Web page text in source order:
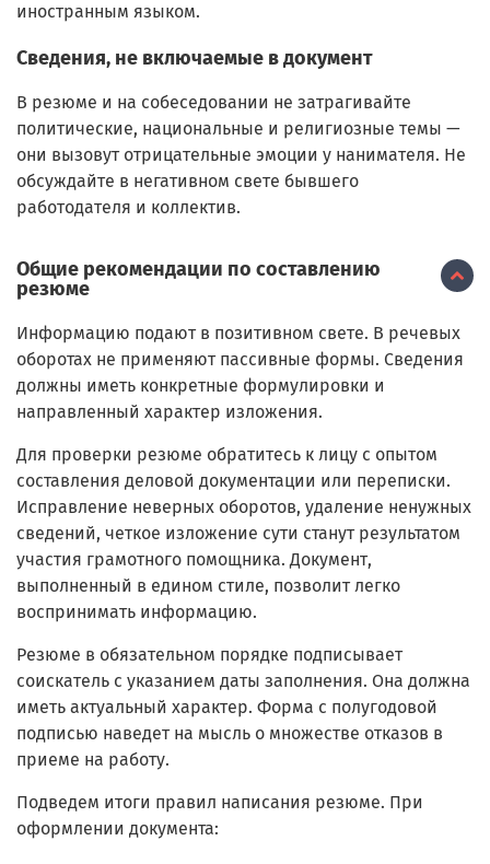
иностранным языком.
Сведения, не включаемые в документ
В резюме и на собеседовании не затрагивайте
политические, национальные и религиозные темы —
они вызовут отрицательные эмоции у нанимателя. Не
обсуждайте в негативном свете бывшего
работодателя и коллектив.
Общие рекомендации по составлению
резюме
Информацию подают в позитивном свете. В речевых
оборотах не применяют пассивные формы. Сведения
должны иметь конкретные формулировки и
направленный характер изложения.
Для проверки резюме обратитесь к лицу с опытом
составления деловой документации или переписки.
Исправление неверных оборотов, удаление ненужных
сведений, четкое изложение сути станут результатом
участия грамотного помощника. Документ,
выполненный в едином стиле, позволит легко
воспринимать информацию.
Резюме в обязательном порядке подписывает
соискатель с указанием даты заполнения. Она должна
иметь актуальный характер. Форма с полугодовой
подписью наведет на мысль о множестве отказов в
приеме на работу.
Подведем итоги правил написания резюме. При
оформлении документа: